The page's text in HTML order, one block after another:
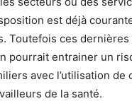
est déjà
Toutefois ces
pourrait entrainer un
avec l’utilisation
de la santé.